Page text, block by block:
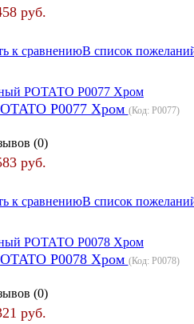
руб.
к сравнениюВ список
P0077 Хром (Код: P0077)
(0)
руб.
к сравнениюВ список
Р0078 Хром (Код: Р0078)
(0)
руб.